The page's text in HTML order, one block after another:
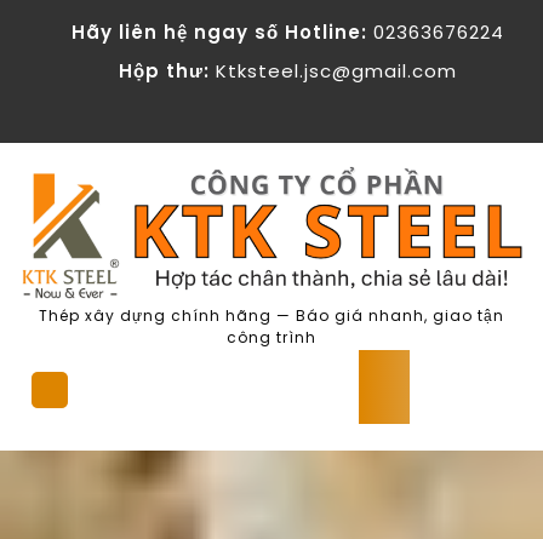
KTK Steel - Cong ty Co phan
Hãy liên hệ ngay số Hotline: 02363676224
Hộp thư: Ktksteel.jsc@gmail.com
Thép xây dựng chính hãng — Báo giá nhanh, giao tận
công trình
Button